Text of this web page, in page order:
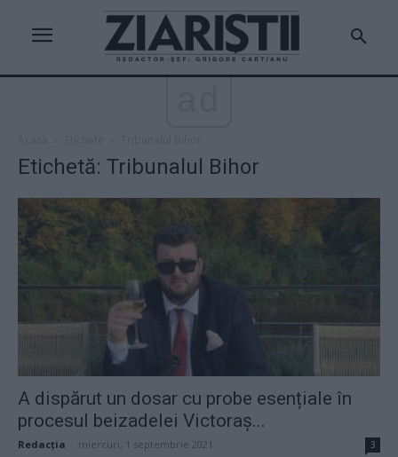
Etichetă: Tribunalul Bihor
A dispărut un dosar cu probe esențiale în
procesul beizadelei Victoraș...
Redacţia miercuri, 1 septembrie 2021 3